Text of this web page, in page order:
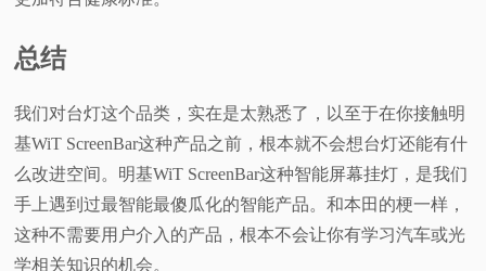
总结
我们对台灯这个品类，实在是太熟悉了，以至于在你接触明
基WiT ScreenBar这种产品之前，根本就不会想台灯还能有什
么改进空间。明基WiT ScreenBar这种智能屏幕挂灯，是我们
手上遇到过最智能最傻瓜化的智能产品。和本田的梗一样，
这种不需要用户介入的产品，根本不会让你有学习汽车或光
学相关知识的机会。